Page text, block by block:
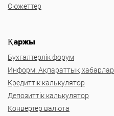
Сюжеттер
Қаржы
Бухгалтерлік форум
Информ. Ақпараттық хабарлар
Кредиттік калькулятор
Депозиттік калькулятор
Конвертер валюта